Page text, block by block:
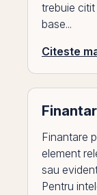
trebuie
base...
Citeste
Finantare
element
sau
Pentru